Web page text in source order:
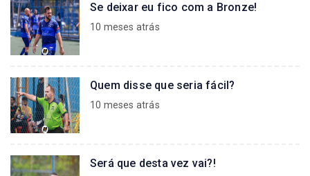
Se deixar eu fico com a Bronze!
10 meses atrás
Quem disse que seria fácil?
10 meses atrás
Será que desta vez vai?!